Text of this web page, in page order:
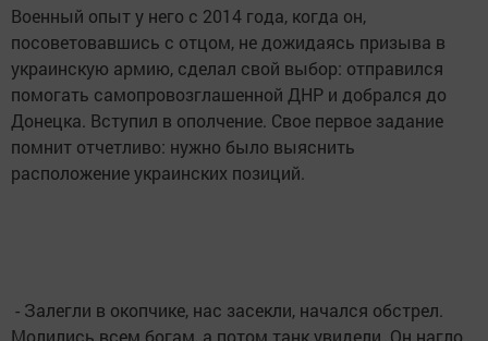
Военный опыт у него с 2014 года, когда он,
посоветовавшись с отцом, не дожидаясь призыва в
украинскую армию, сделал свой выбор: отправился
помогать самопровозглашенной ДНР и добрался до
Донецка. Вступил в ополчение. Свое первое задание
помнит отчетливо: нужно было выяснить
расположение украинских позиций.
- Залегли в окопчике, нас засекли, начался обстрел.
Молились всем богам, а потом танк увидели. Он нагло